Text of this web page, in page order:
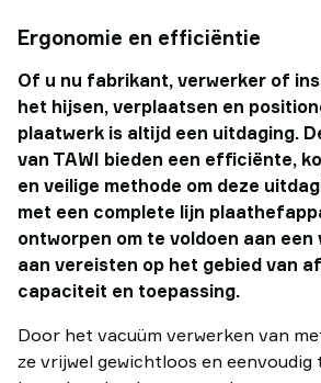
Ergonomie en efficiëntie
Of u nu fabrikant, verwerker of
het hijsen, verplaatsen en
plaatwerk is altijd een uitdaging.
van TAWI bieden een efficiënte,
en veilige methode om deze
met een complete lijn
ontworpen om te voldoen aan
aan vereisten op het gebied van
capaciteit en toepassing.
Door het vacuüm verwerken van
ze vrijwel gewichtloos en eenvoudig